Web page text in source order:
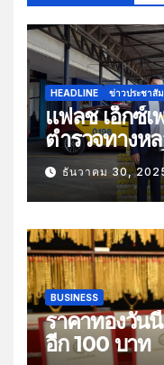
HEADLINE ข่าวประชาสั
แฟลช เอ็กซ์
ตำรวจทางห
ช่วงเทศกาลปี
ธันวาคม 30,
BUSINESS
ราคาทองวัน
อีก 100 บาท